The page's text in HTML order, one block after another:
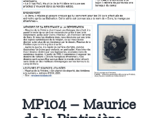
MP104 – Maurice